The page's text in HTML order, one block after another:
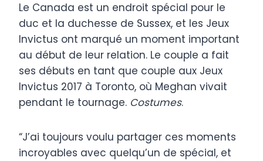
Le Canada est un endroit spécial pour le
duc et la duchesse de Sussex, et les Jeux
Invictus ont marqué un moment important
au début de leur relation. Le couple a fait
ses débuts en tant que couple aux Jeux
Invictus 2017 à Toronto, où Meghan vivait
pendant le tournage. Costumes.
“J’ai toujours voulu partager ces moments
incroyables avec quelqu’un de spécial, et